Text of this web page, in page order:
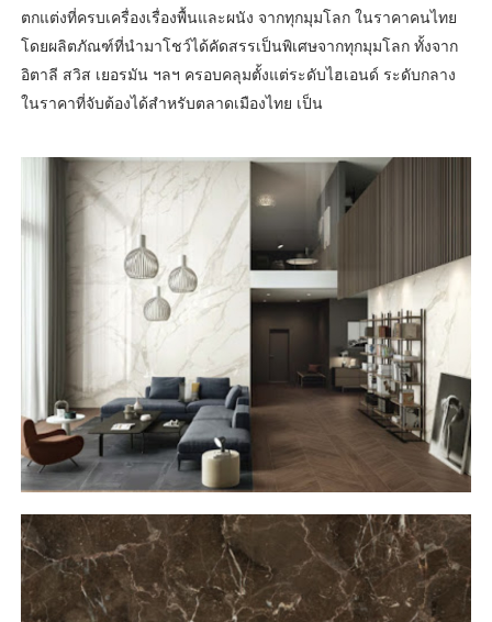
ตกแต่งที่ครบเครื่องเรื่องพื้นและผนัง จากทุกมุมโลก ในราคาคนไทย
โดยผลิตภัณฑ์ที่นำมาโชว์ได้คัดสรรเป็นพิเศษจากทุกมุมโลก ทั้งจาก
อิตาลี สวิส เยอรมัน ฯลฯ ครอบคลุมตั้งแต่ระดับไฮเอนด์ ระดับกลาง
ในราคาที่จับต้องได้สำหรับตลาดเมืองไทย เป็น